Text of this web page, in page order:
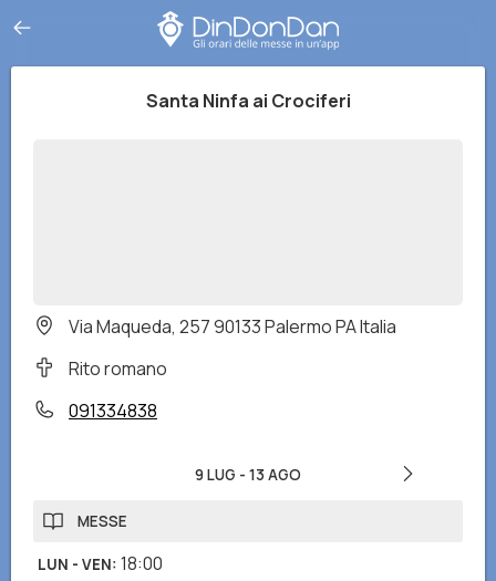
Santa Ninfa ai Crociferi
Via Maqueda, 257 90133 Palermo PA Italia
Rito romano
091334838
9 LUG - 13 AGO
MESSE
LUN - VEN: 18:00